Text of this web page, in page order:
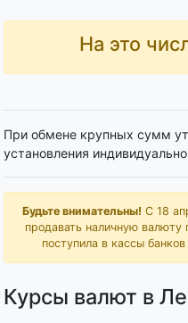
На это
При обмене крупных сумм
установления
Будьте внимательны! С 18
продавать наличную валюту
поступила в кассы
Курсы валют в